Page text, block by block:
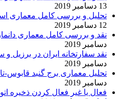
13 دسامبر 2019
تحلیل و بررسی کامل معماری
12 دسامبر 2019
نقد و بررسی کامل معماری
دسامبر 2019
نقد سفارتخانه ایران در برزیل و
دسامبر 2019
تحلیل معماری برج گنبد قابوس-
دسامبر 2019